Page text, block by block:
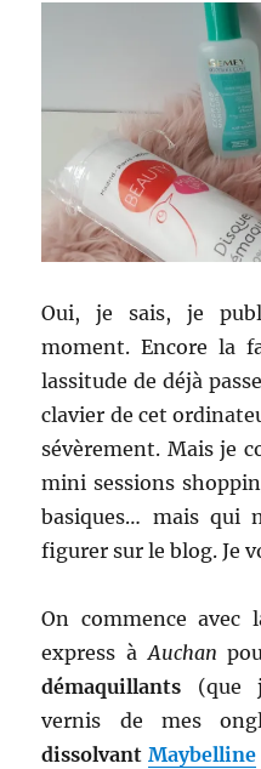
Oui, je sais, je
moment. Encore la
lassitude de déjà
clavier de cet
sévèrement. Mais je
mini sessions
basiques… mais qui
figurer sur le blog. Je
On commence avec
express à Auchan
démaquillants (que
vernis de mes
dissolvantMaybelline